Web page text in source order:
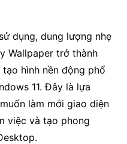
dụng, dung lượng nhẹ
Wallpaper trở thành
hình nền động phổ
11. Đây là lựa
làm mới giao diện
việc và tạo phong